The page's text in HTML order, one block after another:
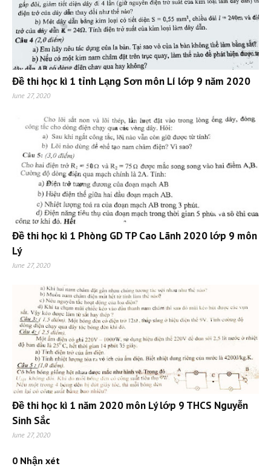
Đề thi học kì 1 tỉnh Lạng Sơn môn Lí lớp 9 năm 2020
June 27, 2020
Đề thi học kì 1 Phòng GD TP Cao Lãnh 2020 lớp 9 môn
Lý
June 27, 2020
Đề thi học kì 1 năm 2020 môn Lý lớp 9 THCS Nguyễn
Sinh Sắc
June 27, 2020
0 Nhận xét